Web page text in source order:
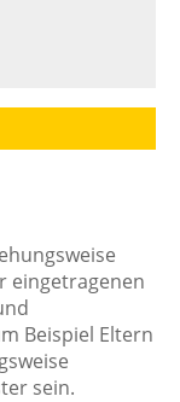
eingetragenen
Beispiel Eltern
sein.